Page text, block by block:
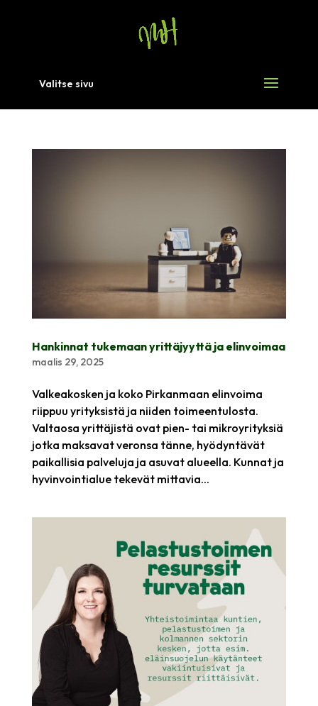
Valitse sivu
Hankinnat tukemaan yrittäjyyttä ja elinvoimaa
maalis 29, 2025
Valkeakosken ja koko Pirkanmaan elinvoima
riippuu yrityksistä ja niiden toimeentulosta.
Valtaosa yrittäjistä ovat pien- tai mikroyrityksiä
jotka maksavat veronsa tänne, hyödyntävät
paikallisia palveluja ja asuvat alueella. Kunnat ja
hyvinvointialue tekevät mittavia...